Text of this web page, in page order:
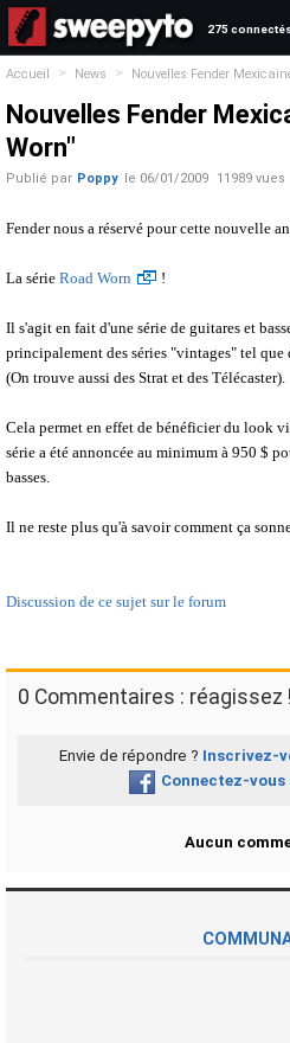
275
Accueil > News > Nouvelles Fender
Nouvelles Fender
Worn"
Publié par Poppy le 06/01/2009 11989 vues
Fender nous a réservé pour cette nouvelle
La série Road Worn !
Il s'agit en fait d'une série de guitares et
principalement des séries "vintages" tel que
(On trouve aussi des Strat et des Télécaster).
Cela permet en effet de bénéficier du look
série a été annoncée au minimum à 950 $
basses.
Il ne reste plus qu'à savoir comment ça
Discussion de ce sujet sur le forum
0 Commentaires : réagissez !
Envie de répondre ? Inscrivez-
Connectez-vous
Aucun